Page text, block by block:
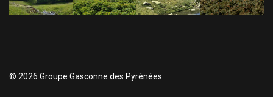
© 2026 Groupe Gasconne des Pyrénées